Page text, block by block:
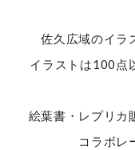
佐久広域のイラ
イラストは100点
絵葉書・レプリカ
コラボレ